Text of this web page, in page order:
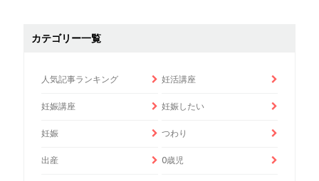
カテゴリー一覧
人気記事ランキング 妊活講座
妊娠講座 妊娠したい
妊娠 つわり
出産 0歳児